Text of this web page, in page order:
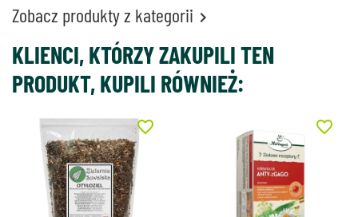
Zobacz produkty z kategorii 
KLIENCI, KTÓRZY ZAKUPILI TEN
PRODUKT, KUPILI RÓWNIEŻ:
favorite_border favorite_border